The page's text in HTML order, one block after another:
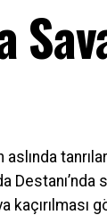
kaçırılması